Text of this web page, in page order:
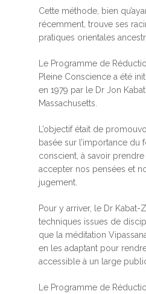
Cette méthode, bien
récemment, trouve ses
pratiques orientales
Le Programme de
Pleine Conscience a été
en 1979 par le Dr Jon
Massachusetts.
L’objectif était de
basée sur l’importance du
conscient, à savoir
accepter nos pensées et
jugement.
Pour y arriver, le Dr
techniques issues de
que la méditation
en les adaptant pour
accessible à un large
Le Programme de